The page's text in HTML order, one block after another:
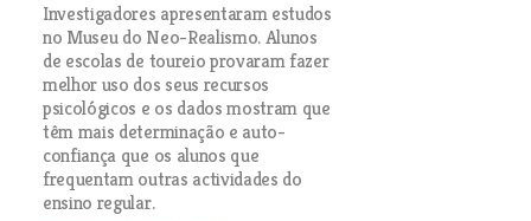
Investigadores apresentaram estudos
no Museu do Neo-Realismo. Alunos
de escolas de toureio provaram fazer
melhor uso dos seus recursos
psicológicos e os dados mostram que
têm mais determinação e auto-
confiança que os alunos que
frequentam outras actividades do
ensino regular.